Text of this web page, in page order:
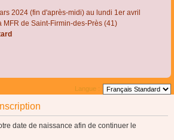
2024 (fin d'après-midi) au lundi 1er avril
de Saint-Firmin-des-Près (41)
Langue :
date de naissance afin de continuer le